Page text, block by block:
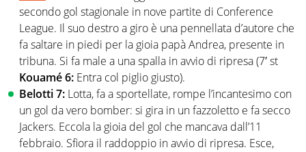
secondo gol stagionale in nove partite di Conference
League. Il suo destro a giro è una pennellata d’autore che
fa saltare in piedi per la gioia papà Andrea, presente in
tribuna. Si fa male a una spalla in avvio di ripresa (7′ st
Kouamé 6: Entra col piglio giusto).
Belotti 7: Lotta, fa a sportellate, rompe l’incantesimo con
un gol da vero bomber: si gira in un fazzoletto e fa secco
Jackers. Eccola la gioia del gol che mancava dall’11
febbraio. Sfiora il raddoppio in avvio di ripresa. Esce,